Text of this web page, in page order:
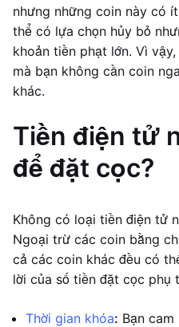
nhưng những coin này có
thể có lựa chọn hủy bỏ
khoản tiền phạt lớn. Vì
mà bạn không cần coin
khác.
Tiền điện tử
để đặt cọc?
Không có loại tiền điện tử
Ngoại trừ các coin bằng
cả các coin khác đều có
lời của số tiền đặt cọc phụ
Thời gian khóa: Bạn